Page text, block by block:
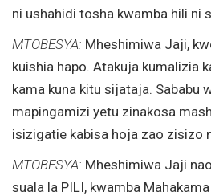
ni ushahidi tosha kwamba hili ni
MTOBESYA: Mheshimiwa Jaji,
kuishia hapo. Atakuja kumalizia
kama kuna kitu sijataja. Sababu
mapingamizi yetu zinakosa
isizigatie kabisa hoja zao zisizo
MTOBESYA: Mheshimiwa Jaji
suala la PILI, kwamba